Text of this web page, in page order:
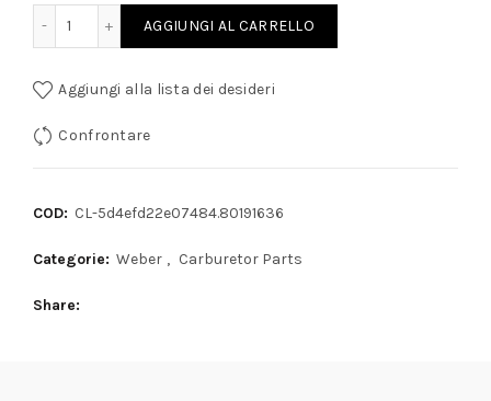
AGGIUNGI AL CARRELLO
Aggiungi alla lista dei desideri
Confrontare
COD: CL-5d4efd22e07484.80191636
Categorie: Weber , Carburetor Parts
Share